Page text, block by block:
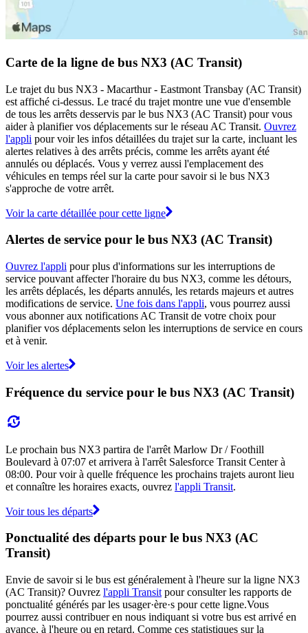
Carte de la ligne de bus NX3 (AC Transit)
Le trajet du bus NX3 - Macarthur - Eastmont Transbay (AC Transit)
est affiché ci-dessus. Le tracé du trajet montre une vue d'ensemble
de tous les arrêts desservis par le bus NX3 (AC Transit) pour vous
aider à planifier vos déplacements sur le réseau AC Transit. Ouvrez
l'appli pour voir les infos détaillées du trajet sur la carte, incluant les
alertes relatives à des arrêts précis, comme les arrêts ayant été
annulés ou déplacés. Vous y verrez aussi l'emplacement des
véhicules en temps réel sur la carte pour savoir si le bus NX3
s'approche de votre arrêt.
Voir la carte détaillée pour cette ligne
Alertes de service pour le bus NX3 (AC Transit)
Ouvrez l'appli pour plus d'informations sur les interruptions de
service pouvant affecter l'horaire du bus NX3, comme les détours,
les arrêts déplacés, les départs annulés, les retards majeurs et autres
modifications de service. Une fois dans l'appli, vous pourrez aussi
vous abonner aux notifications AC Transit de votre choix pour
planifier vos déplacements selon les interruptions de service en cours
et à venir.
Voir les alertes
Fréquence du service pour le bus NX3 (AC Transit)
Le prochain bus NX3 partira de l'arrêt Marlow Dr / Foothill
Boulevard à 07:07 et arrivera à l'arrêt Salesforce Transit Center à
08:00. Pour voir à quelle fréquence les prochains trajets auront lieu
et connaître les horaires exacts, ouvrez l'appli Transit.
Voir tous les départs
Ponctualité des départs pour le bus NX3 (AC
Transit)
Envie de savoir si le bus est généralement à l'heure sur la ligne NX3
(AC Transit)? Ouvrez l'appli Transit pour consulter les rapports de
ponctualité générés par les usager·ère·s pour cette ligne.Vous
pourrez aussi contribuer en nous indiquant si votre bus est arrivé en
avance, à l'heure ou en retard. Comme ces statistiques sur la